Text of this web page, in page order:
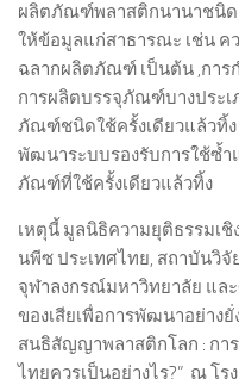
ผลิตภัณฑ์พลาสติกนานาชนิด
ให้ข้อมูลแก่สาธารณะ เช่น ค
ฉลากผลิตภัณฑ์ เป็นต้น ,การ
การผลิตบรรจุภัณฑ์บางประเ
ภัณฑ์ชนิดใช้ครั้งเดียวแล้วทิ้ง
พัฒนาระบบรองรับการใช้ซ้ำ
ภัณฑ์ที่ใช้ครั้งเดียวแล้วทิ้ง
เหตุนี้ มูลนิธิความยุติธรรมเ
นพีซ ประเทศไทย, สถาบันวิ
จุฬาลงกรณ์มหาวิทยาลัย แล
ของเสียเพื่อการพัฒนาอย่าง
สนธิสัญญาพลาสติกโลก : กา
ไทยควรเป็นอย่างไร?” ณ โ